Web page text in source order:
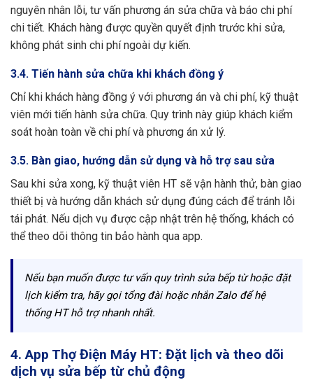
nguyên nhân lỗi, tư vấn phương án sửa chữa và báo chi phí
chi tiết. Khách hàng được quyền quyết định trước khi sửa,
không phát sinh chi phí ngoài dự kiến.
3.4. Tiến hành sửa chữa khi khách đồng ý
Chỉ khi khách hàng đồng ý với phương án và chi phí, kỹ thuật
viên mới tiến hành sửa chữa. Quy trình này giúp khách kiểm
soát hoàn toàn về chi phí và phương án xử lý.
3.5. Bàn giao, hướng dẫn sử dụng và hỗ trợ sau sửa
Sau khi sửa xong, kỹ thuật viên HT sẽ vận hành thử, bàn giao
thiết bị và hướng dẫn khách sử dụng đúng cách để tránh lỗi
tái phát. Nếu dịch vụ được cập nhật trên hệ thống, khách có
thể theo dõi thông tin bảo hành qua app.
Nếu bạn muốn được tư vấn quy trình sửa bếp từ hoặc đặt
lịch kiểm tra, hãy gọi tổng đài hoặc nhắn Zalo để hệ
thống HT hỗ trợ nhanh nhất.
4. App Thợ Điện Máy HT: Đặt lịch và theo dõi
dịch vụ sửa bếp từ chủ động